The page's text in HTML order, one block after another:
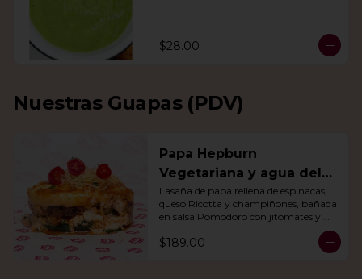
$28.00
Nuestras Guapas (PDV)
Papa Hepburn
Vegetariana y agua del
día
Lasaña de papa rellena de espinacas,
queso Ricotta y champiñones, bañada
en salsa Pomodoro con jitomates y
queso gratinado. Incluye una agua del
día.
$189.00